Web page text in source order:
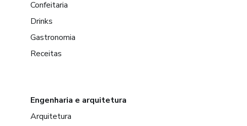
Confeitaria
Drinks
Gastronomia
Receitas
Engenharia e arquitetura
Arquitetura